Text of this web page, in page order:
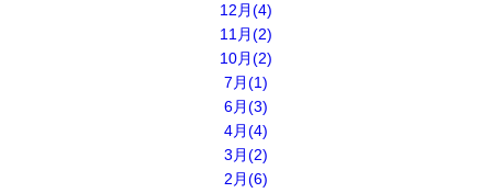
12月(4)
11月(2)
10月(2)
7月(1)
6月(3)
4月(4)
3月(2)
2月(6)